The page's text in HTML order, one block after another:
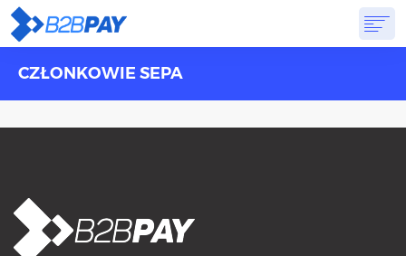
TIETOARATKAISUTVIRTUAALIPANKKI
CZŁONKOWIE SEPA